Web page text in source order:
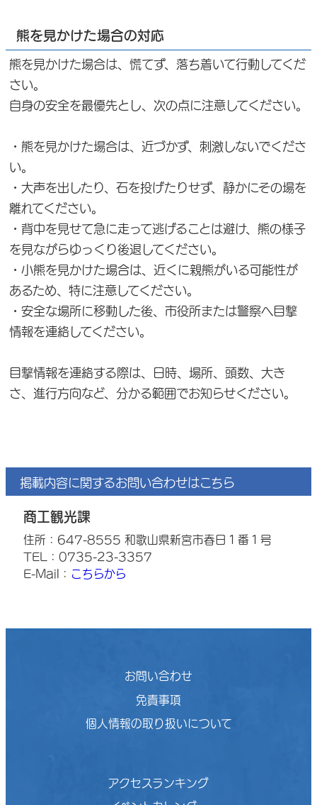
熊を見かけた場合の対応
熊を見かけた場合は、慌てず、落ち着いて行動してくだ
さい。
自身の安全を最優先とし、次の点に注意してください。
・熊を見かけた場合は、近づかず、刺激しないでくださ
い。
・大声を出したり、石を投げたりせず、静かにその場を
離れてください。
・背中を見せて急に走って逃げることは避け、熊の様子
を見ながらゆっくり後退してください。
・小熊を見かけた場合は、近くに親熊がいる可能性が
あるため、特に注意してください。
・安全な場所に移動した後、市役所または警察へ目撃
情報を連絡してください。
目撃情報を連絡する際は、日時、場所、頭数、大き
さ、進行方向など、分かる範囲でお知らせください。
掲載内容に関するお問い合わせはこちら
商工観光課
住所：647-8555 和歌山県新宮市春日１番１号
TEL：0735-23-3357
E-Mail： こちらから
お問い合わせ
免責事項
個人情報の取り扱いについて
アクセスランキング